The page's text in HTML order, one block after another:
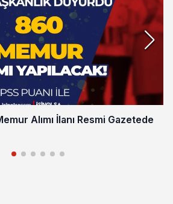
Alımı İlanı Resmi Gazetede